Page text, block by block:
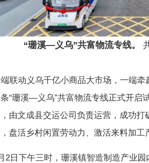
“珊溪—义乌”共富物流专线。
动义乌千亿小商品大市场，一端牵
“珊溪—义乌”共富物流专线正式开启
由文成县交运公司负责运营，成功
盘活乡村闲置劳动力、激活来料加工
下午三时，珊溪镇智造制造产业园